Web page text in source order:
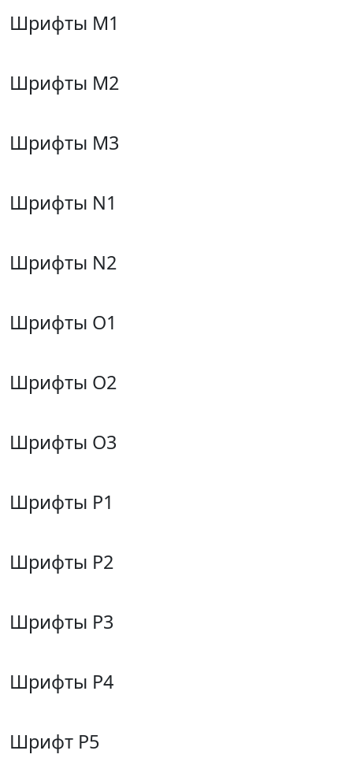
Шрифты M1
Шрифты M2
Шрифты M3
Шрифты N1
Шрифты N2
Шрифты O1
Шрифты O2
Шрифты O3
Шрифты P1
Шрифты P2
Шрифты P3
Шрифты P4
Шрифт P5